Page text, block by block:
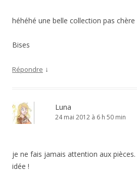
héhéhé une belle collection pas chère
Bises
Répondre ↓
Luna
24 mai 2012 à 6 h 50 min
je ne fais jamais attention aux pièces.
idée !